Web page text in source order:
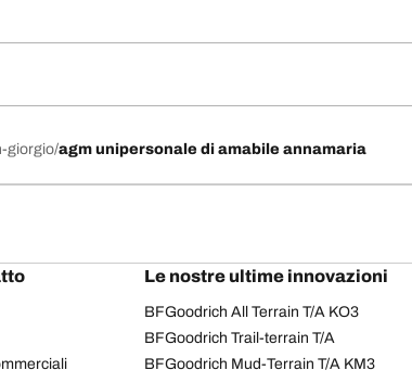
giorgio agm unipersonale di amabile annamaria
Le nostre ultime innovazioni
BFGoodrich All Terrain T/A KO3
BFGoodrich Trail-terrain T/A
BFGoodrich Mud-Terrain T/A KM3